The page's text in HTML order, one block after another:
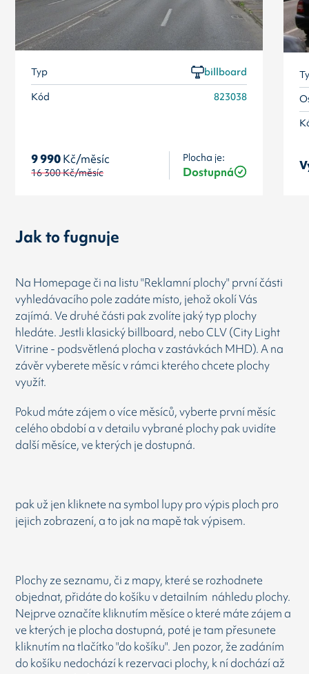
Typ
billboard
Kód
823038
9 990Kč/měsíc
16 300Kč/měsíc
Plocha je:
Dostupná
Jak to fugnuje
Na Homepage či na listu "Reklamní plochy" první části
vyhledávacího pole zadáte místo, jehož okolí Vás
zajímá. Ve druhé části pak zvolíte jaký typ plochy
hledáte. Jestli klasický billboard, nebo CLV (City Light
Vitrine - podsvětlená plocha v zastávkách MHD). A na
závěr vyberete měsíc v rámci kterého chcete plochy
využít.
Pokud máte zájem o více měsíců, vyberte první měsíc
celého období a v detailu vybrané plochy pak uvidíte
další měsíce, ve kterých je dostupná.
pak už jen kliknete na symbol lupy pro výpis ploch pro
jejich zobrazení, a to jak na mapě tak výpisem.
Plochy ze seznamu, či z mapy, které se rozhodnete
objednat, přidáte do košíku v detailním náhledu plochy.
Nejprve označíte kliknutím měsíce o které máte zájem a
ve kterých je plocha dostupná, poté je tam přesunete
kliknutím na tlačítko "do košíku". Jen pozor, že zadáním
do košíku nedochází k rezervaci plochy, k ní dochází až